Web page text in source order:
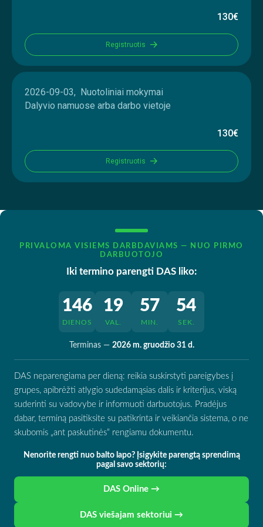
130€
Registruotis
2026-09-03, Nuotoliniai mokymai
Dalyvio namuose arba darbo vietoje
130€
Registruotis
PRIVALOMA VISIEMS DARBDAVIAMS — NUO PIRMO
DARBUOTOJO
Iki termino parengti DAS liko:
146
DIENOS
19
VAL.
57
MIN.
53
SEK.
Terminas — 2026 m. gruodžio 31 d.
DAS neparengiama per dieną: reikia suskirstyti pareigybes į
grupes, apibrėžti atlygio sudedamąsias dalis ir kriterijus, viską
suderinti su vadovybe ir informuoti darbuotojus. Pradėjus
dabar, terminą pasitiksite su patikrinta ir veikiančia sistema, o ne
skubomis „ant paskutinės“ rengiamu dokumentu.
Nenorite rengti nuo balto lapo? Įsigykite parengtą sprendimą
pagal savo sektorių:
DAS Online →
DAS viešajam sektoriui →